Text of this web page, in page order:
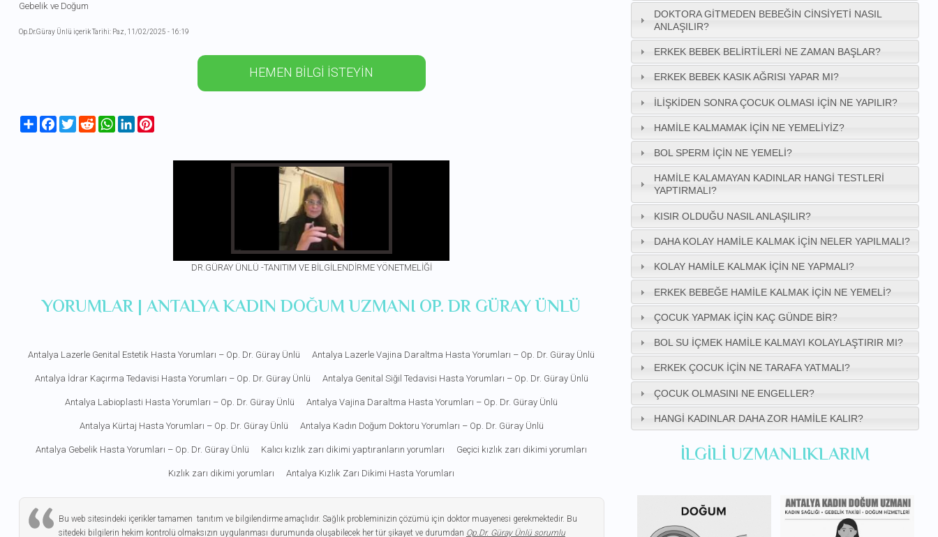
Gebelik ve Doğum
Op.Dr.Güray Ünlü içerik Tarihi: Paz, 11/02/2025 - 16:19
HEMEN BİLGİ İSTEYİN
Share Facebook
TwitterRedditWhatsApp
LinkedIn
DR.GÜRAY ÜNLÜ -TANITIM VE BİLGİLENDİRME YÖNETMELİĞİ
YORUMLAR | ANTALYA KADIN DOĞUM UZMANI OP. DR GÜRAY ÜNLÜ
Antalya Lazerle Genital Estetik Hasta Yorumları – Op. Dr. Güray Ünlü Antalya Lazerle Vajina Daraltma Hasta Yorumları – Op. Dr. Güray Ünlü
Antalya İdrar Kaçırma Tedavisi Hasta Yorumları – Op. Dr. Güray Ünlü Antalya Genital Siğil Tedavisi Hasta Yorumları – Op. Dr. Güray Ünlü
Antalya Labioplasti Hasta Yorumları – Op. Dr. Güray Ünlü Antalya Vajina Daraltma Hasta Yorumları – Op. Dr. Güray Ünlü
Antalya Kürtaj Hasta Yorumları – Op. Dr. Güray Ünlü Antalya Kadın Doğum Doktoru Yorumları – Op. Dr. Güray Ünlü
Antalya Gebelik Hasta Yorumları – Op. Dr. Güray Ünlü Kalıcı kızlık zarı dikimi yaptıranların yorumları Geçici kızlık zarı dikimi yorumları
Kızlık zarı dikimi yorumları Antalya Kızlık Zarı Dikimi Hasta Yorumları
Bu web sitesindeki içerikler tamamen tanıtım ve bilgilendirme amaçlıdır. Sağlık probleminizin çözümü için doktor muayenesi gerekmektedir. Bu
sitedeki bilgilerin hekim kontrolü olmaksızın uygulanması durumunda oluşabilecek her tür şikayet ve durumdan Op.Dr. Güray Ünlü sorumlu
DOKTORA GITMEDEN BEBEĞIN CINSIYETI NASIL
ANLAŞILIR?
ERKEK BEBEK BELIRTILERI NE ZAMAN BAŞLAR?
ERKEK BEBEK KASIK AĞRISI YAPAR MI?
İLIŞKIDEN SONRA ÇOCUK OLMASI İÇIN NE YAPILIR?
HAMILE KALMAMAK İÇIN NE YEMELIYIZ?
BOL SPERM İÇIN NE YEMELI?
HAMILE KALAMAYAN KADINLAR HANGI TESTLERI
YAPTIRMALI?
KISIR OLDUĞU NASIL ANLAŞILIR?
DAHA KOLAY HAMILE KALMAK İÇIN NELER YAPILMALI?
KOLAY HAMILE KALMAK İÇIN NE YAPMALI?
ERKEK BEBEĞE HAMILE KALMAK İÇIN NE YEMELI?
ÇOCUK YAPMAK İÇIN KAÇ GÜNDE BIR?
BOL SU İÇMEK HAMILE KALMAYI KOLAYLAŞTIRIR MI?
ERKEK ÇOCUK İÇIN NE TARAFA YATMALI?
ÇOCUK OLMASINI NE ENGELLER?
HANGI KADINLAR DAHA ZOR HAMILE KALIR?
İLGILI UZMANLIKLARIM